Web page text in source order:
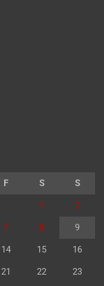
F S S
1 2
7 8 9
14 15 16
21 22 23